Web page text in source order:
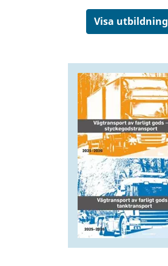
Visa utbildning